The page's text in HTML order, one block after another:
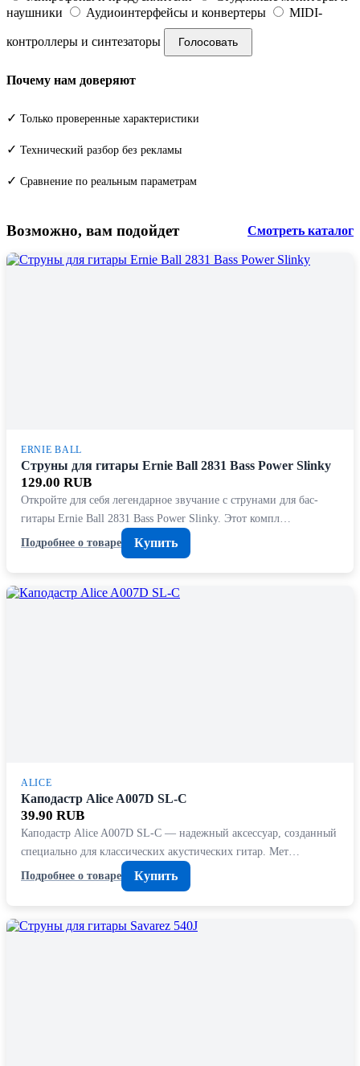
наушники
Аудиоинтерфейсы и конвертеры MIDI-
контроллеры и синтезаторы Голосовать
Почему нам доверяют
✓ Только проверенные характеристики
✓ Технический разбор без рекламы
✓ Сравнение по реальным параметрам
Возможно, вам подойдет Смотреть каталог
ERNIE BALL
Струны для гитары Ernie Ball 2831 Bass Power Slinky
129.00 RUB
Откройте для себя легендарное звучание с струнами для бас-
гитары Ernie Ball 2831 Bass Power Slinky. Этот компл…
Подробнее о товаре
Купить
ALICE
Каподастр Alice A007D SL-C
39.90 RUB
Каподастр Alice A007D SL-C — надежный аксессуар, созданный
специально для классических акустических гитар. Мет…
Подробнее о товаре
Купить